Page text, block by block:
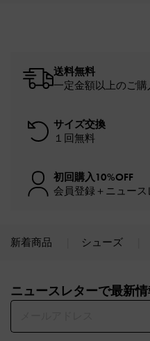
送料無料
一定金額以上のご
サイズ交換
１回無料
初回購入10%OFF
会員登録＋ニュー
新着商品 シューズ
ニュースレターで最新情